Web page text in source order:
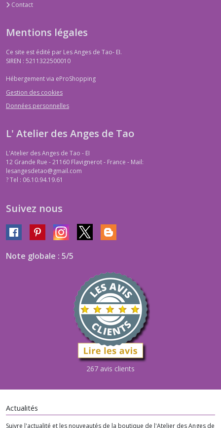
Contact
Mentions légales
Ce site est édité par Les Anges de Tao- EI.
SIREN : 5211322500010
Hébergement via eProShopping
Gestion des cookies
Données personnelles
L' Atelier des Anges de Tao
L'Atelier des Anges de Tao - EI
12 Grande Rue - 21160 Flavignerot - France - Mail:
lesangesdetao@gmail.com
?Tel : 06.10.94.19.61
Suivez nous
Note globale : 5/5
267 avis clients
Actualités
Suivre l'actualité et les nouveautés de la boutique de l'Atelier des Anges de